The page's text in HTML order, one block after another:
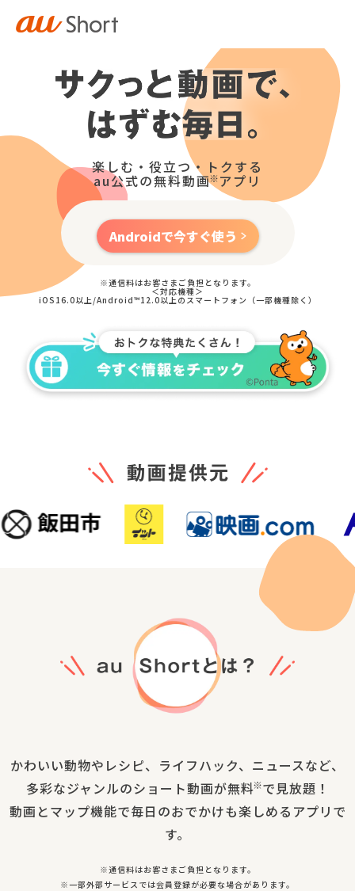
楽しむ・役立つ・トクする
au公式の無料動画 アプリ
Androidで今すぐ使う
※通信料はお客さまご負担となります。
＜対応機種＞
iOS16.0以上/Android™12.0以上のスマートフォン（一部機種除く）
かわいい動物やレシピ、 ライフハック、 ニュースなど、
多彩なジャンルのショート動画が無料 で見放題！
動画とマップ機能で毎日のおでかけも楽しめる アプリで
す。
※通信料はお客さまご負担となります。
※一部外部サービスでは会員登録が必要な場合があります。